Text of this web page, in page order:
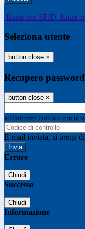
-
Entra con SPID Entra
Seleziona utente
button close ×
Recupero password
button close ×
all'indirizzo indicato con le
E-mail inviata, si prega
Errore
Chiudi
Successo
Chiudi
Informazione